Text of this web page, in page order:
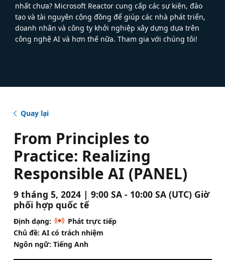
nhất chưa? Microsoft Reactor cung cấp các sự kiện, đào
tạo và tài nguyên cộng đồng để giúp các nhà phát triển,
doanh nhân và công ty khởi nghiệp xây dựng dựa trên
công nghệ AI và hơn thế nữa. Tham gia với chúng tôi!
Quay lại
From Principles to
Practice: Realizing
Responsible AI (PANEL)
9 tháng 5, 2024 | 9:00 SA - 10:00 SA (UTC) Giờ
phối hợp quốc tế
Định dạng:
Phát trực tiếp
Chủ đề: AI có trách nhiệm
Ngôn ngữ: Tiếng Anh